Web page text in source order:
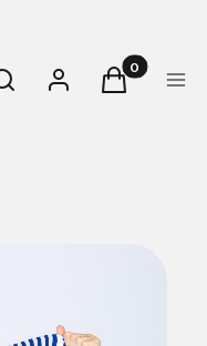
Otwórz wyszukiwarkę
Szukaj Zaloguj sięProdukty w
Koszyk